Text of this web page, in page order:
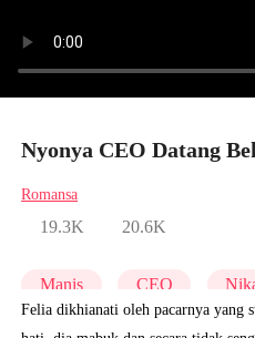
Nyonya CEO Datang
Romansa
19.3K 20.6K
Manis CEO
Felia dikhianati oleh pacarnya yang